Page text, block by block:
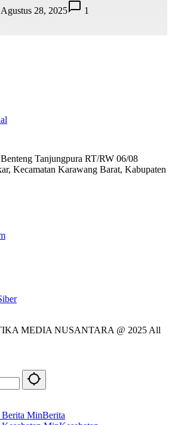
Agustus 28, 2025 1
Tanjungpura RT/RW 06/08
Kecamatan Karawang Barat, Kabupaten
MEDIA NUSANTARA @ 2025 All
Berita